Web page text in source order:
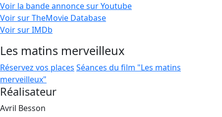
Voir la bande annonce sur Youtube
Voir sur TheMovie Database
Voir sur IMDb
Les matins merveilleux
Réservez vos places Séances du film "Les matins
merveilleux"
Réalisateur
Avril Besson